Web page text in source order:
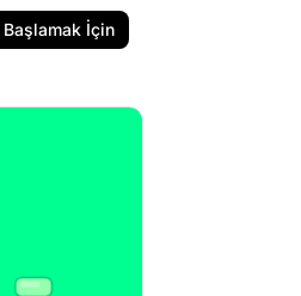
Başlamak İçin